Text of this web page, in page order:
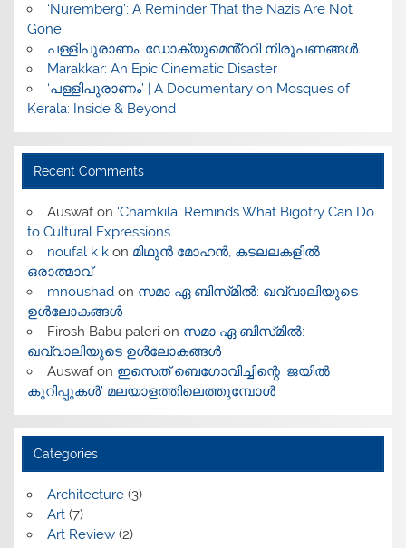
‘Nuremberg’: A Reminder That the Nazis Are Not
Gone
പള്ളിപുരാണം: ഡോക്യുമെൻ്ററി നിരൂപണങ്ങൾ
Marakkar: An Epic Cinematic Disaster
‘പള്ളിപുരാണം’ | A Documentary on Mosques of
Kerala: Inside & Beyond
Recent Comments
Auswafon ‘Chamkila’ Reminds What Bigotry Can Do
to Cultural Expressions
noufal k kon മിഥുൻ മോഹൻ, കടലലകളിൽ
ഒരാത്മാവ്
mnoushadon സമാ ഏ ബിസ്‌മിൽ: ഖവ്വാലിയുടെ
ഉൾലോകങ്ങൾ
Firosh Babu palerion സമാ ഏ ബിസ്‌മിൽ:
ഖവ്വാലിയുടെ ഉൾലോകങ്ങൾ
Auswafon ഇസെത് ബെഗോവിച്ചിന്റെ ‘ജയിൽ
കുറിപ്പുകൾ’ മലയാളത്തിലെത്തുമ്പോൾ
Categories
Architecture(3)
Art(7)
Art Review(2)